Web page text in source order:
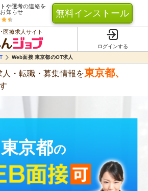
や選考の連絡を
知らせ
無料インストール
医療求人サイト
ログインする
Web面接 東京都のOT求人
人・転職・募集情報を東京都、
東京都の